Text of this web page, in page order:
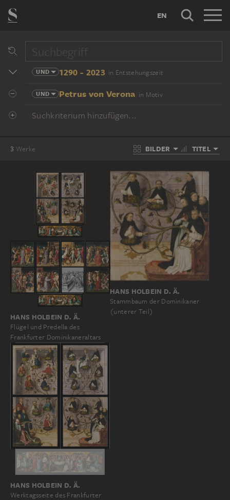
EN
UND 1290 - 2023 in Entstehungszeit
UND Petrus von Verona in Motiv
Suchkriterium hinzufügen...
3 Werke BILDER TITEL
HANS HOLBEIN D. Ä.
Flügel und Predella des
Frankfurter Dominikaneraltars
HANS HOLBEIN D. Ä.
Stammbaum der Dominikaner
(unterer Teil)
HANS HOLBEIN D. Ä.
Werktagsseite des Frankfurter